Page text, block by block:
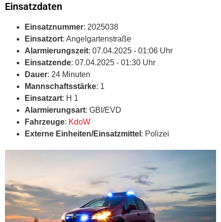
Einsatzdaten
Einsatznummer: 2025038
Einsatzort: Angelgartenstraße
Alarmierungszeit: 07.04.2025 - 01:06 Uhr
Einsatzende: 07.04.2025 - 01:30 Uhr
Dauer: 24 Minuten
Mannschaftsstärke: 1
Einsatzart: H 1
Alarmierungsart: GBI/EVD
Fahrzeuge: KdoW
Externe Einheiten/Einsatzmittel : Polizei